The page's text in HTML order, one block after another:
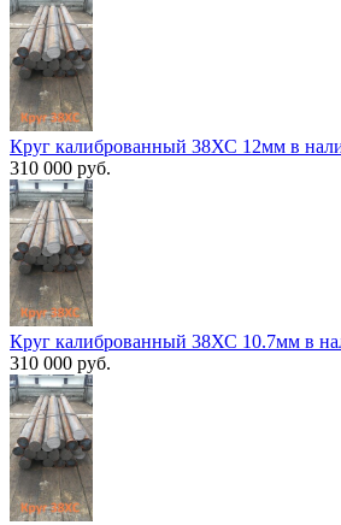
Круг калиброванный 38ХС 12мм в
310 000 руб.
Круг калиброванный 38ХС 10.7мм в
310 000 руб.